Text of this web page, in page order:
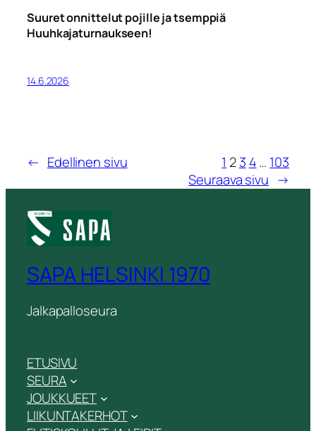
Suuret onnittelut pojille ja tsemppiä
Huuhkajaturnaukseen!
14.6.2026
← Edellinen sivu 1 23 4… 103
Seuraava sivu →
SAPA HELSINKI 1970
Jalkapalloseura
ETUSIVU
SEURA
JOUKKUEET
LIIKUNTAKERHOT